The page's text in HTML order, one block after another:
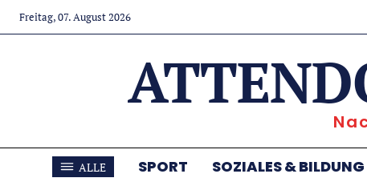
Freitag, 07. August 2026
ALLE SPORT SOZIALES & BILDUNG